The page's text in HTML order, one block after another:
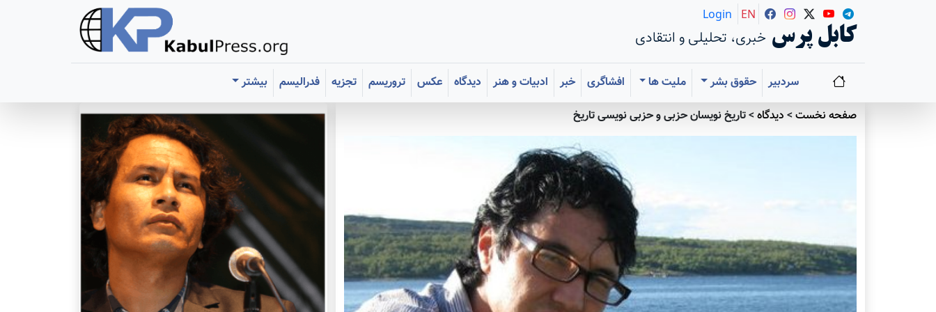
کابل پرس خبری، تحلیلی و انتقادی
Login EN
سردبیر حقوق بشر ملیت ها افشاگری خبر ادبیات و هنر دیدگاه عکس تروریسم تجزیه فدرالیسم
بیشتر
صفحه نخست> دیدگاه>تاریخ نویسان حزبی و حزبی نویسی تاریخ